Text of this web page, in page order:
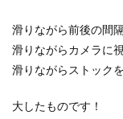
滑りながら前後の間
滑りながらカメラに
滑りながらストック
大したものです！